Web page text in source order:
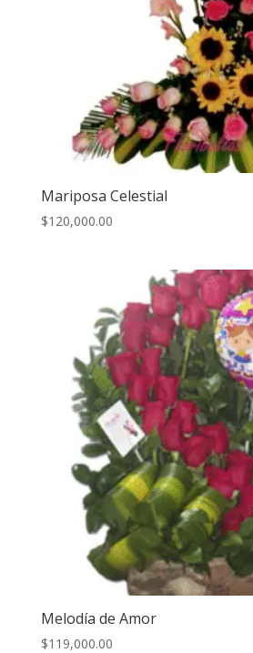
Mariposa Celestial
$120,000.00
Melodía de Amor
$119,000.00